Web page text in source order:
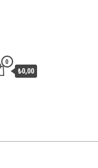
0
₺0,00